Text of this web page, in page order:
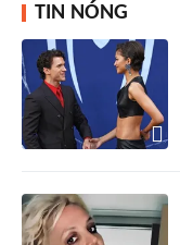
TIN NÓNG